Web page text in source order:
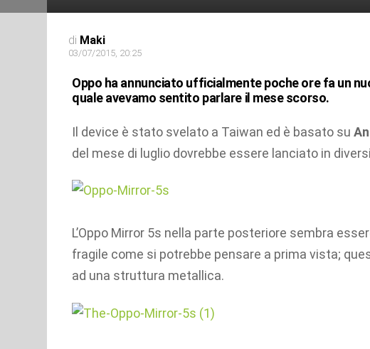
di Maki
03/07/2015, 20:25
Oppo ha annunciato ufficialmente poche ore fa un
quale avevamo sentito parlare il mese scorso.
Il device è stato svelato a Taiwan ed è basato su
del mese di luglio dovrebbe essere lanciato in
L’Oppo Mirror 5s nella parte posteriore sembra
fragile come si potrebbe pensare a prima vista;
ad una struttura metallica.